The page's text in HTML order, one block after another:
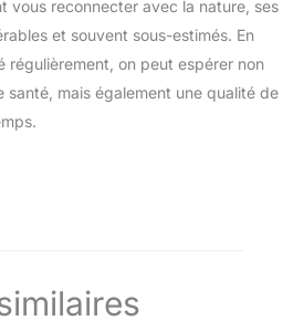
vous reconnecter avec la nature, ses
et souvent sous-estimés. En
on peut espérer non
santé, mais également une qualité de